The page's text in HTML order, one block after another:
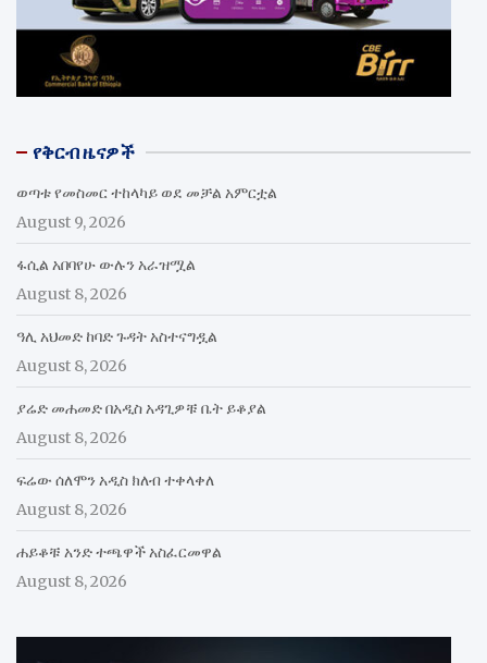
የቅርብ ዜናዎች
ወጣቱ የመስመር ተከላካይ ወደ መቻል አምርቷል
August 9, 2026
ፋሲል አበባየሁ ውሉን አራዝሟል
August 8, 2026
ዓሊ አህመድ ከባድ ጉዳት አስተናግዷል
August 8, 2026
ያሬድ መሐመድ በአዲስ አዳጊዎቹ ቤት ይቆያል
August 8, 2026
ፍሬው ሰለሞን አዲስ ክለብ ተቀላቀለ
August 8, 2026
ሐይቆቹ አንድ ተጫዋች አስፈርመዋል
August 8, 2026